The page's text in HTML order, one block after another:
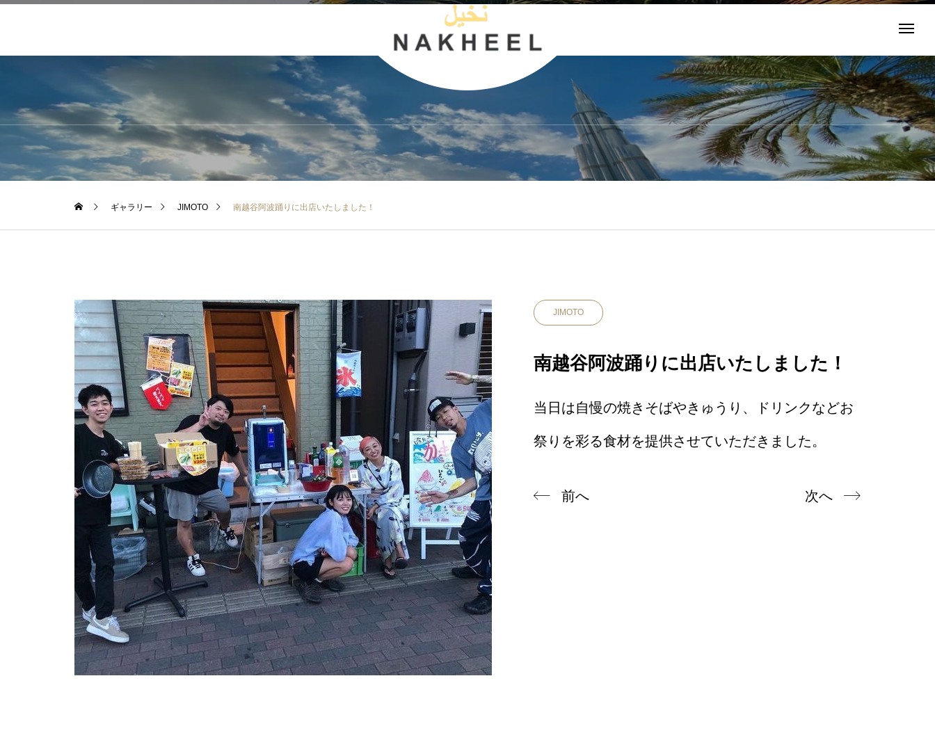
GALLERY
ギャラリー JIMOTO 南越谷阿波踊りに出店いたしました！
JIMOTO
南越谷阿波踊りに出店いたしました！
当日は自慢の焼きそばやきゅうり、ドリンクなどお
祭りを彩る食材を提供させていただきました。
前へ 次へ